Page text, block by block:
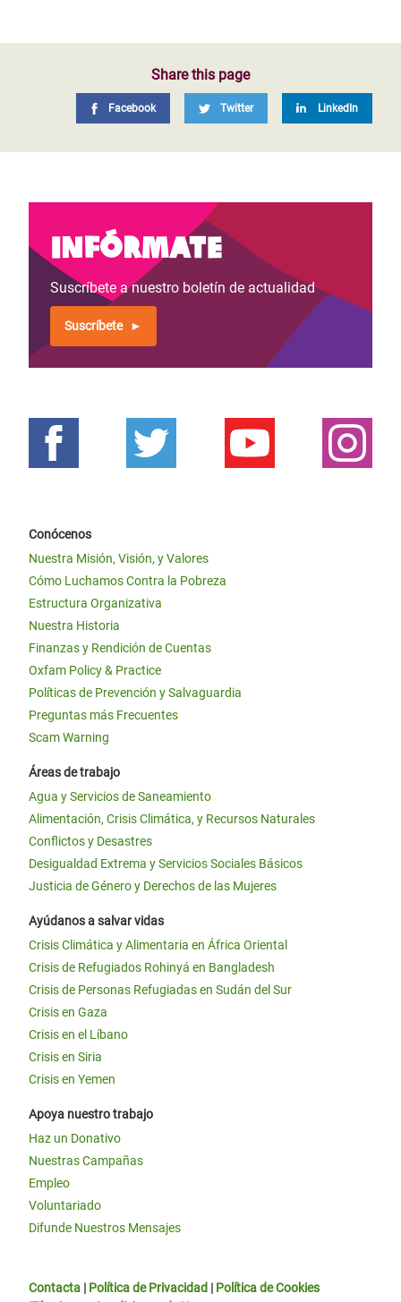
Share this page
Facebook Twitter LinkedIn
Infórmate
Suscríbete a nuestro boletín de actualidad
Suscríbete
Conócenos
Nuestra Misión, Visión, y Valores
Cómo Luchamos Contra la Pobreza
Estructura Organizativa
Nuestra Historia
Finanzas y Rendición de Cuentas
Oxfam Policy & Practice
Políticas de Prevención y Salvaguardia
Preguntas más Frecuentes
Scam Warning
Áreas de trabajo
Agua y Servicios de Saneamiento
Alimentación, Crisis Climática, y Recursos Naturales
Conflictos y Desastres
Desigualdad Extrema y Servicios Sociales Básicos
Justicia de Género y Derechos de las Mujeres
Ayúdanos a salvar vidas
Crisis Climática y Alimentaria en África Oriental
Crisis de Refugiados Rohinyá en Bangladesh
Crisis de Personas Refugiadas en Sudán del Sur
Crisis en Gaza
Crisis en el Líbano
Crisis en Siria
Crisis en Yemen
Apoya nuestro trabajo
Haz un Donativo
Nuestras Campañas
Empleo
Voluntariado
Difunde Nuestros Mensajes
Contacta | Política de Privacidad | Política de Cookies